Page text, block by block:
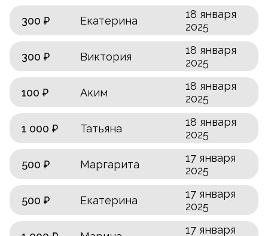
300 ₽ Екатерина
18 января
2025
300 ₽ Виктория
18 января
2025
100 ₽ Аким
18 января
2025
1 000 ₽ Татьяна
18 января
2025
500 ₽ Маргарита
17 января
2025
500 ₽ Екатерина
17 января
2025
17 января